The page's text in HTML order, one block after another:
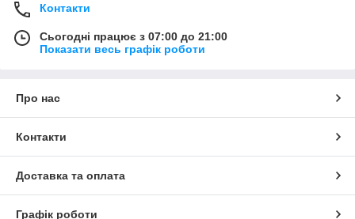
Контакти
Сьогодні працює з 07:00 до 21:00
Показати весь графік роботи
Про нас
Контакти
Доставка та оплата
Графік роботи